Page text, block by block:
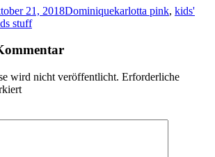
21, 2018Autor
DominiqueKategorien
karlotta pink, kids'
stuff
wird nicht veröffentlicht. Erforderliche